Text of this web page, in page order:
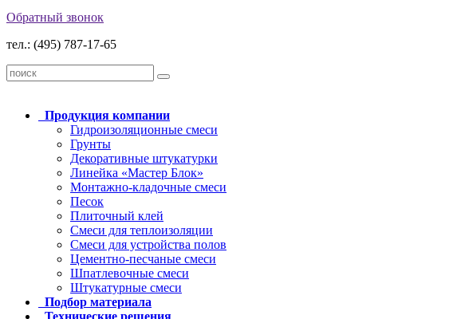
Обратный звонок
тел.: (495) 787-17-65
Продукция компании
Гидроизоляционные смеси
Грунты
Декоративные штукатурки
Линейка «Мастер Блок»
Монтажно-кладочные смеси
Песок
Плиточный клей
Смеси для теплоизоляции
Смеси для устройства полов
Цементно-песчаные смеси
Шпатлевочные смеси
Штукатурные смеси
Подбор материала
Технические решения